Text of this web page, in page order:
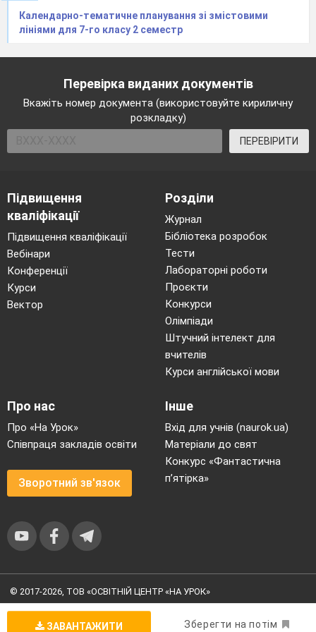
Календарно-тематичне планування зі змістовими
лініями для 7-го класу 2 семестр
ЗАВАНТАЖИТИ Зберегти на потім
Перевірка виданих документів
Вкажіть номер документа (використовуйте кириличну
розкладку)
ПЕРЕВІРИТИ
Підвищення
кваліфікації
Підвищення кваліфікації
Вебінари
Конференції
Курси
Вектор
Розділи
Журнал
Бібліотека розробок
Тести
Лабораторні роботи
Проєкти
Конкурси
Олімпіади
Штучний інтелект для
вчителів
Курси англійської мови
Про нас
Про «На Урок»
Співпраця закладів освіти
Зворотний зв'язок
Інше
Вхід для учнів (naurok.ua)
Матеріали до свят
Конкурс «Фантастична
п’ятірка»
© 2017-2026, ТОВ «ОСВІТНІЙ ЦЕНТР «НА УРОК»
конфіденційності